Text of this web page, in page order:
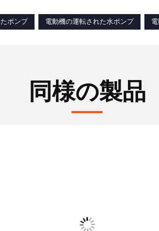
ポンプ
電動機の運転された水ポンプ
同様の製品